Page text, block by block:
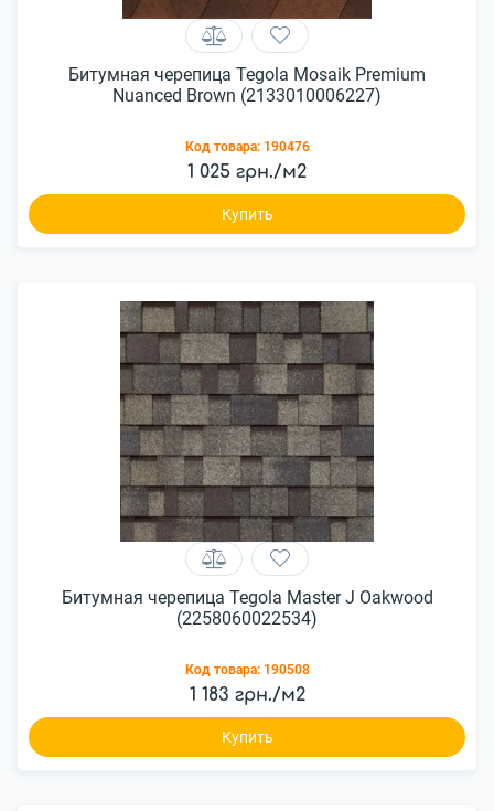
Битумная черепица Tegola Mosaik Premium
Nuanced Brown (2133010006227)
Код товара: 190476
1 025 грн./м2
Купить
Битумная черепица Tegola Master J Oakwood
(2258060022534)
Код товара: 190508
1 183 грн./м2
Купить